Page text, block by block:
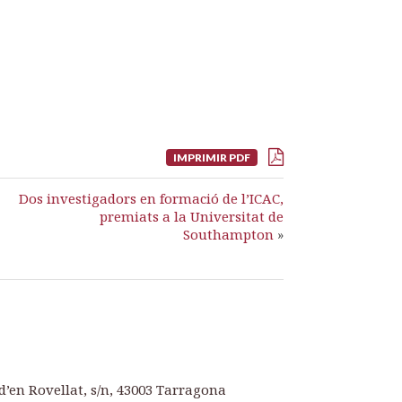
IMPRIMIR PDF
Dos investigadors en formació de l’ICAC,
premiats a la Universitat de
Southampton »
Rovellat, s/n, 43003 Tarragona